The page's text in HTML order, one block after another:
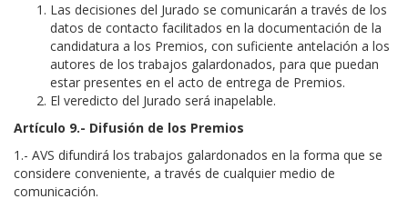
Las decisiones del Jurado se comunicarán a través de los
datos de contacto facilitados en la documentación de la
candidatura a los Premios, con suficiente antelación a los
autores de los trabajos galardonados, para que puedan
estar presentes en el acto de entrega de Premios.
El veredicto del Jurado será inapelable.
Artículo 9.- Difusión de los Premios
1.- AVS difundirá los trabajos galardonados en la forma que se
considere conveniente, a través de cualquier medio de
comunicación.